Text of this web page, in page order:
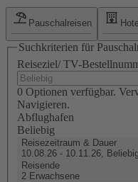
Pauschalreisen
Suchkriterien für
Reiseziel/ TV-
0 Optionen verfügbar.
Navigieren.
Abflughafen
Beliebig
Reisezeitraum & Dauer
10.08.26 - 10.11.26,
Reisende
2 Erwachsene